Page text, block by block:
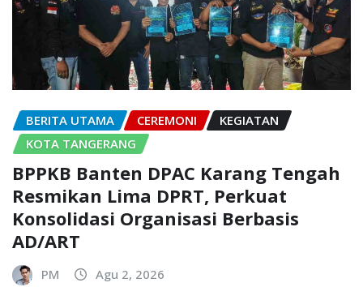
BERITA UTAMA CEREMONI
KEGIATAN
KOTA TANGERANG
BPPKB Banten DPAC Karang Tengah
Resmikan Lima DPRT, Perkuat
Konsolidasi Organisasi Berbasis
AD/ART
PM Agu 2, 2026